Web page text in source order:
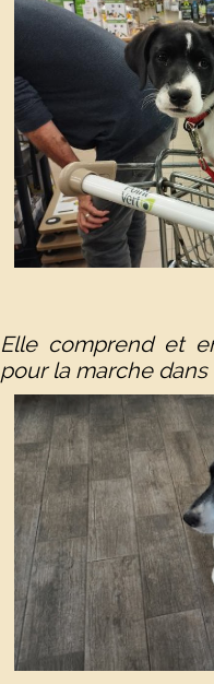
Elle comprend et
pour la marche dans